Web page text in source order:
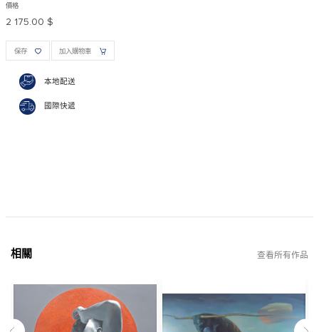
價格
2 175.00 $
保存 加入購物車
本地配送
國際快遞
相關 查看所有作品